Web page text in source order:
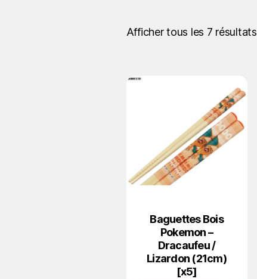
Afficher tous les 7 résultats
Baguettes Bois
Pokemon –
Dracaufeu /
Lizardon (21cm)
[x5]